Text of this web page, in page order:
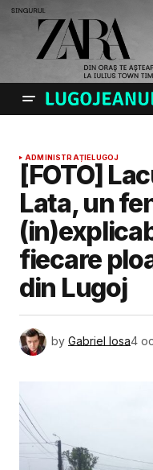
ADMINISTRAȚIELUGOJ
[FOTO]
Lata, un
fiecare
din Lugoj
by Gabriel Iosa4